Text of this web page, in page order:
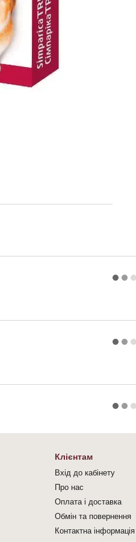
Клієнтам
Вхід до кабінету
Про нас
Оплата і доставка
Обмін та повернення
Контактна інформація